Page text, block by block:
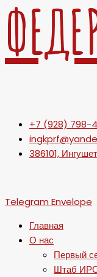
+7 (928) 798-
386101,
Telegram Envelope
Главная
О нас
Первый
Штаб